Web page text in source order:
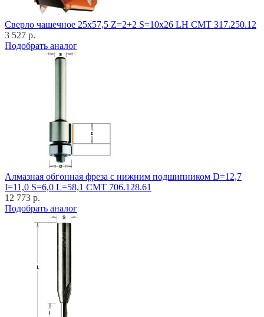
Cверло чашечное 25x57,5 Z=2+2 S=10x26 LH CMT 317.250.12
3 527 р.
Подобрать аналог
Алмазная обгонная фреза с нижним подшипником D=12,7
I=11,0 S=6,0 L=58,1 CMT 706.128.61
12 773 р.
Подобрать аналог